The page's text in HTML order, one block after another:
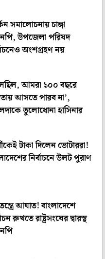
সমালোচনায় চাঙ্গা
উপজেলা পরিষদ
অংশগ্রহণ নয়
আমরা ১০০ বছরে
আসতে পারব না’,
তুলোধোনা হাসিনার
টাকা দিলেন ভোটাররা!
নির্বাচনে উলট পুরাণ
আঘাত! বাংলাদেশে
রুখতে রাষ্ট্রসংঘের দ্বারস্থ